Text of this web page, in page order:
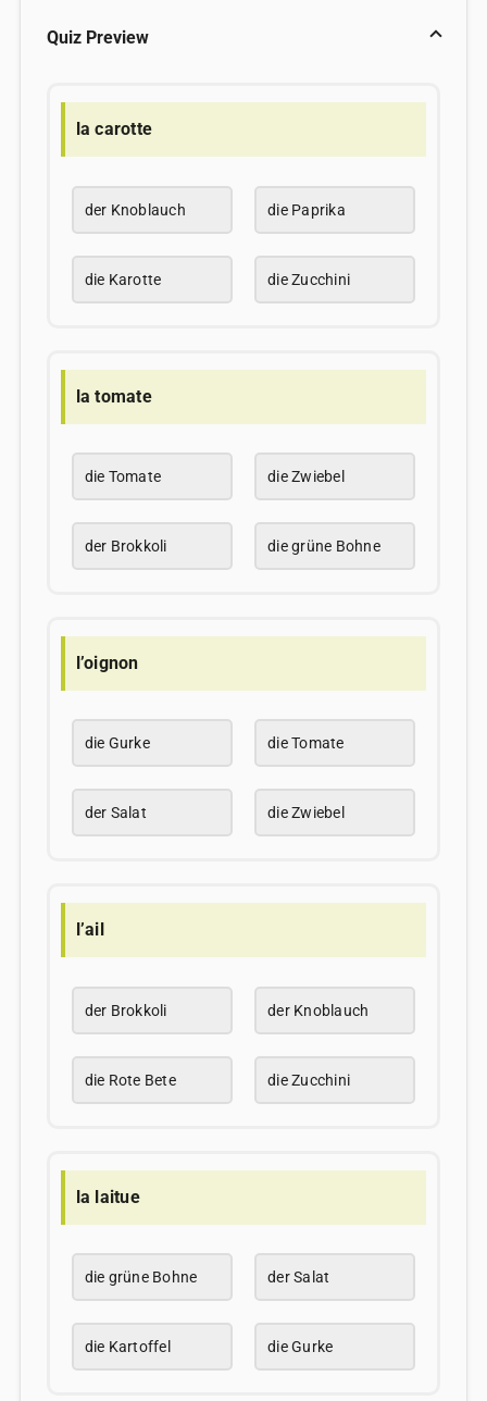
Quiz Preview
la carotte
der Knoblauch die Paprika
die Karotte die Zucchini
la tomate
die Tomate die Zwiebel
der Brokkoli die grüne Bohne
l’oignon
die Gurke die Tomate
der Salat die Zwiebel
l’ail
der Brokkoli der Knoblauch
die Rote Bete die Zucchini
la laitue
die grüne Bohne der Salat
die Kartoffel die Gurke